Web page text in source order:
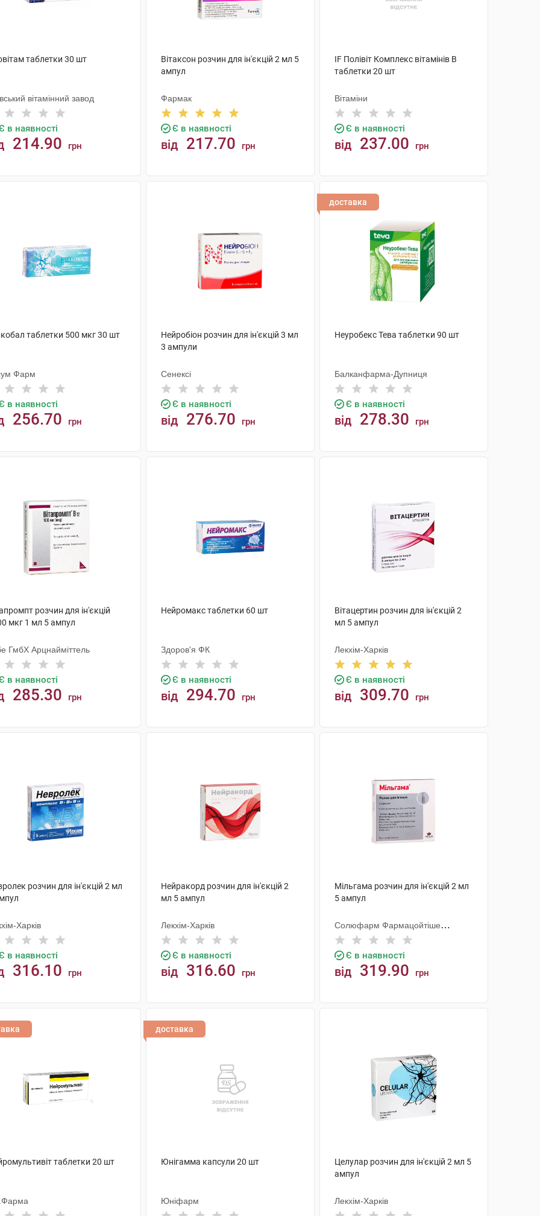
таблетки 30 шт
вітамінний завод
в наявності
214.90 грн
Вітаксон розчин для ін'єкцій 2 мл 5
ампул
Фармак
Є в наявності
від 217.70 грн
IF Полівіт Комплекс вітамінів В
таблетки 20 шт
Вітаміни
Є в наявності
від 237.00 грн
таблетки 500 мкг 30 шт
Фарм
в наявності
256.70 грн
Нейробіон розчин для ін'єкцій 3 мл
3 ампули
Сенексі
Є в наявності
від 276.70 грн
доставка
Неуробекс Тева таблетки 90 шт
Балканфарма-Дупниця
Є в наявності
від 278.30 грн
розчин для ін'єкцій
мкг 1 мл 5 ампул
ГмбХ Арцнайміттель
в наявності
285.30 грн
Нейромакс таблетки 60 шт
Здоров'я ФК
Є в наявності
від 294.70 грн
Вітацертин розчин для ін'єкцій 2
мл 5 ампул
Лекхім-Харків
Є в наявності
від 309.70 грн
розчин для ін'єкцій 2 мл
Харків
в наявності
316.10 грн
Нейракорд розчин для ін'єкцій 2
мл 5 ампул
Лекхім-Харків
Є в наявності
від 316.60 грн
Мільгама розчин для ін'єкцій 2 мл
5 ампул
Солюфарм Фармацойтіше
Ерцойгніссе
Є в наявності
від 319.90 грн
таблетки 20 шт
доставка
Юнігамма капсули 20 шт
Юніфарм
Целулар розчин для ін'єкцій 2 мл 5
ампул
Лекхім-Харків